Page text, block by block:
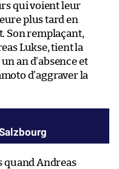
qui voient leur
plus tard en
Son remplaçant,
Lukse, tient la
an d’absence et
d’aggraver la
quand Andreas